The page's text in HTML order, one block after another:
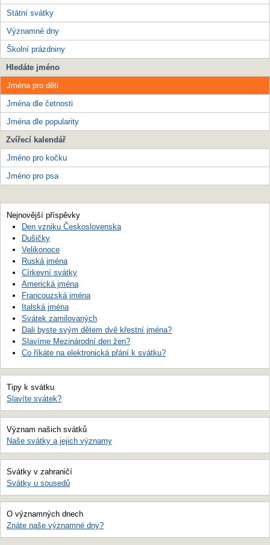
Státní svátky
Významné dny
Školní prázdniny
Hledáte jméno
Jména pro děti
Jména dle četnosti
Jména dle popularity
Zvířecí kalendář
Jméno pro kočku
Jméno pro psa
Nejnovější příspěvky
Den vzniku Československa
Dušičky
Velikonoce
Ruská jména
Církevní svátky
Americká jména
Francouzská jména
Italská jména
Svátek zamilovaných
Dali byste svým dětem dvě křestní jména?
Slavíme Mezinárodní den žen?
Co říkáte na elektronická přání k svátku?
Tipy k svátku
Slavíte svátek?
Význam našich svátků
Naše svátky a jejich významy
Svátky v zahraničí
Svátky u sousedů
O významných dnech
Znáte naše významné dny?